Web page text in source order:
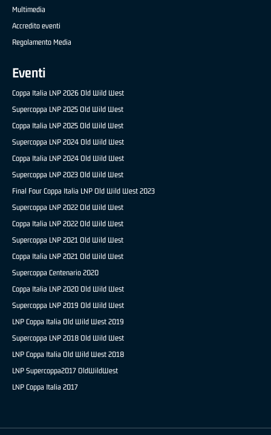
Multimedia
Accredito eventi
Regolamento Media
Eventi
Coppa Italia LNP 2026 Old Wild West
Supercoppa LNP 2025 Old Wild West
Coppa Italia LNP 2025 Old Wild West
Supercoppa LNP 2024 Old Wild West
Coppa Italia LNP 2024 Old Wild West
Supercoppa LNP 2023 Old Wild West
Final Four Coppa Italia LNP Old Wild West 2023
Supercoppa LNP 2022 Old Wild West
Coppa Italia LNP 2022 Old Wild West
Supercoppa LNP 2021 Old Wild West
Coppa Italia LNP 2021 Old Wild West
Supercoppa Centenario 2020
Coppa Italia LNP 2020 Old Wild West
Supercoppa LNP 2019 Old Wild West
LNP Coppa Italia Old Wild West 2019
Supercoppa LNP 2018 Old Wild West
LNP Coppa Italia Old Wild West 2018
LNP Supercoppa2017 OldWildWest
LNP Coppa Italia 2017